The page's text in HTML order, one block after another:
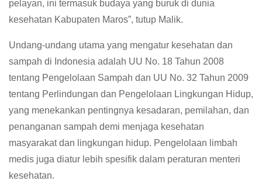
pelayan, ini termasuk budaya yang buruk di dunia
kesehatan Kabupaten Maros”, tutup Malik.
Undang-undang utama yang mengatur kesehatan dan
sampah di Indonesia adalah UU No. 18 Tahun 2008
tentang Pengelolaan Sampah dan UU No. 32 Tahun 2009
tentang Perlindungan dan Pengelolaan Lingkungan Hidup,
yang menekankan pentingnya kesadaran, pemilahan, dan
penanganan sampah demi menjaga kesehatan
masyarakat dan lingkungan hidup. Pengelolaan limbah
medis juga diatur lebih spesifik dalam peraturan menteri
kesehatan.